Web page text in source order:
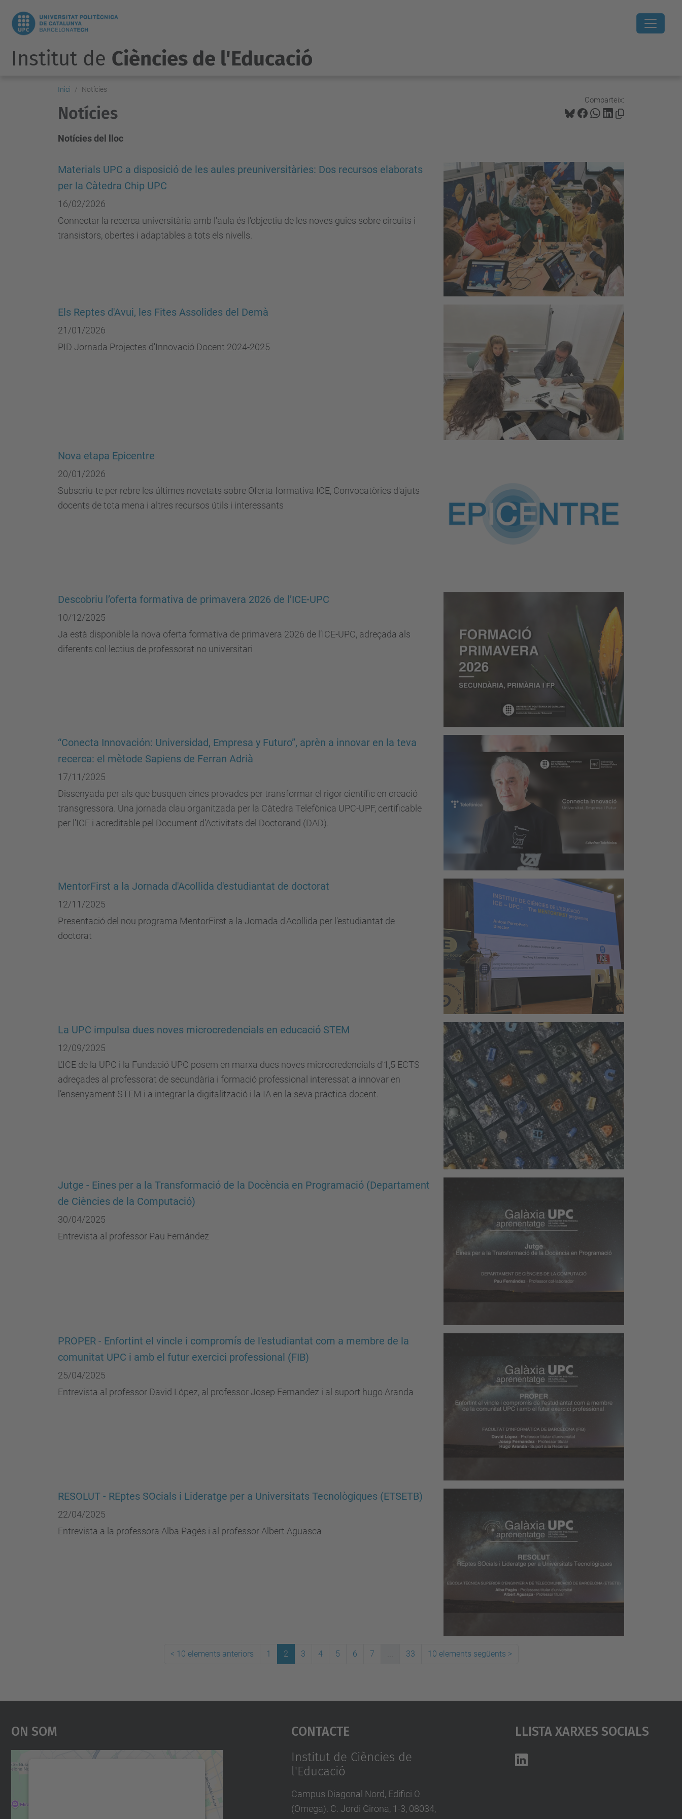
Institut de Ciències de l'Educació
Inici Notícies
Comparteix:
Notícies
Notícies del lloc
Materials UPC a disposició de les aules preuniversitàries: Dos recursos elaborats
per la Càtedra Chip UPC
16/02/2026
Connectar la recerca universitària amb l'aula és l'objectiu de les noves guies sobre circuits i
transistors, obertes i adaptables a tots els nivells.
Els Reptes d'Avui, les Fites Assolides del Demà
21/01/2026
PID Jornada Projectes d'Innovació Docent 2024-2025
Nova etapa Epicentre
20/01/2026
Subscriu-te per rebre les últimes novetats sobre Oferta formativa ICE, Convocatòries d'ajuts
docents de tota mena i altres recursos útils i interessants
Descobriu l’oferta formativa de primavera 2026 de l’ICE-UPC
10/12/2025
Ja està disponible la nova oferta formativa de primavera 2026 de l’ICE-UPC, adreçada als
diferents col·lectius de professorat no universitari
“Conecta Innovación: Universidad, Empresa y Futuro”, aprèn a innovar en la teva
recerca: el mètode Sapiens de Ferran Adrià
17/11/2025
Dissenyada per als que busquen eines provades per transformar el rigor científic en creació
transgressora. Una jornada clau organitzada per la Càtedra Telefònica UPC-UPF, certificable
per l'ICE i acreditable pel Document d’Activitats del Doctorand (DAD).
MentorFirst a la Jornada d'Acollida d'estudiantat de doctorat
12/11/2025
Presentació del nou programa MentorFirst a la Jornada d'Acollida per l'estudiantat de
doctorat
La UPC impulsa dues noves microcredencials en educació STEM
12/09/2025
L’ICE de la UPC i la Fundació UPC posem en marxa dues noves microcredencials d'1,5 ECTS
adreçades al professorat de secundària i formació professional interessat a innovar en
l’ensenyament STEM i a integrar la digitalització i la IA en la seva pràctica docent.
Jutge - Eines per a la Transformació de la Docència en Programació (Departament
de Ciències de la Computació)
30/04/2025
Entrevista al professor Pau Fernández
PROPER - Enfortint el vincle i compromís de l'estudiantat com a membre de la
comunitat UPC i amb el futur exercici professional (FIB)
25/04/2025
Entrevista al professor David López, al professor Josep Fernandez i al suport hugo Aranda
RESOLUT - REptes SOcials i Lideratge per a Universitats Tecnològiques (ETSETB)
22/04/2025
Entrevista a la professora Alba Pagès i al professor Albert Aguasca
< 10 elements anteriors 1 2 3 4 5 6 7 ... 33 10 elements següents >
On Som Contacte
Institut de Ciències de
l'Educació
Campus Diagonal Nord, Edifici Ω
(Omega). C. Jordi Girona, 1-3, 08034,
Llista Xarxes Socials